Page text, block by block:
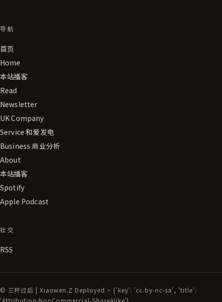
导航
首页
Home
本站播客
Read
Newsletter
UK Company
Service 和爱发电
Business 商业分析
About
本站播客
Spotify
Apple Podcast
社交
RSS
© 三杯过后 | Xiaowen.Z Deployed · {'key': 'cc.by-nc-sa', 'title':
'Attribution-NonCommercial-ShareAlike'}